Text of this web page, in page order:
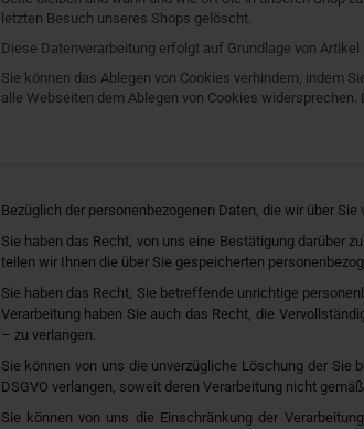
letzten Besuch unseres Shops gelöscht.
Diese Datenverarbeitung erfolgt auf Grundlage von Artikel
Sie können das Ablegen von Cookies verhindern, indem
alle Webseiten dem Ablegen von Cookies
Bezüglich der personenbezogenen Daten, die wir über
Sie haben das Recht, von uns eine Bestätigung darüber
teilen wir Ihnen die über Sie gespeicherten
Sie haben das Recht, Sie betreffende unrichtige
Verarbeitung haben Sie auch das Recht, die
– zu verlangen.
Sie können von uns die unverzügliche Löschung der Sie
DSGVO verlangen, soweit deren Verarbeitung nicht
Sie können von uns die Einschränkung der